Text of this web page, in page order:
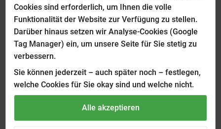
Cookies sind erforderlich, um Ihnen die volle
Funktionalität der Website zur Verfügung zu stellen.
Darüber hinaus setzen wir Analyse-Cookies (Google
Tag Manager) ein, um unsere Seite für Sie stetig zu
verbessern.
Sie können jederzeit – auch später noch – festlegen,
welche Cookies für Sie okay sind und welche nicht.
Alle akzeptieren